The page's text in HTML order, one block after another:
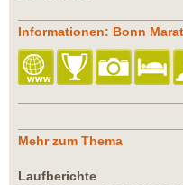
Informationen: Bonn
Mehr zum Thema
Laufberichte